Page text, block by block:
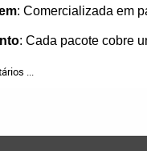
: Comercializada em
: Cada pacote cobre
...